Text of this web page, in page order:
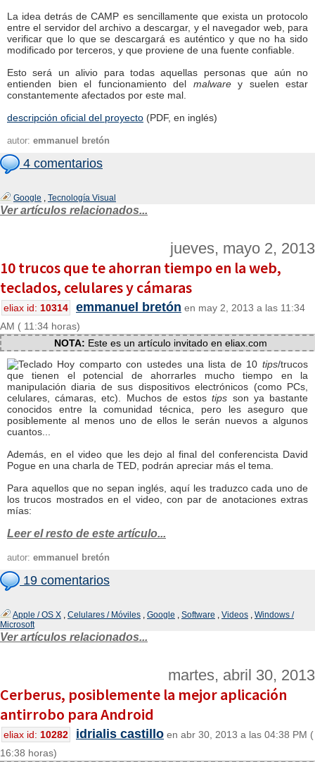
La idea detrás de CAMP es sencillamente que exista un protocolo
entre el servidor del archivo a descargar, y el navegador web, para
verificar que lo que se descargará es auténtico y que no ha sido
modificado por terceros, y que proviene de una fuente confiable.
Esto será un alivio para todas aquellas personas que aún no
entienden bien el funcionamiento del malwarey suelen estar
constantemente afectados por este mal.
descripción oficial del proyecto (PDF, en inglés)
autor: emmanuel bretón
4 comentarios
Google , Tecnología Visual
Ver artículos relacionados...
jueves, mayo 2, 2013
10 trucos que te ahorran tiempo en la web,
teclados, celulares y cámaras
eliax id: 10314 emmanuel bretón en may 2, 2013 a las 11:34
AM ( 11:34 horas)
NOTA: Este es un artículo invitado en eliax.com
Hoy comparto con ustedes una lista de 10 tips/trucos
que tienen el potencial de ahorrarles mucho tiempo en la
manipulación diaria de sus dispositivos electrónicos (como PCs,
celulares, cámaras, etc). Muchos de estostips son ya bastante
conocidos entre la comunidad técnica, pero les aseguro que
posiblemente al menos uno de ellos le serán nuevos a algunos
cuantos...
Además, en el video que les dejo al final del conferencista David
Pogue en una charla de TED, podrán apreciar más el tema.
Para aquellos que no sepan inglés, aquí les traduzco cada uno de
los trucos mostrados en el video, con par de anotaciones extras
mías:
Leer el resto de este artículo...
autor: emmanuel bretón
19 comentarios
Apple / OS X , Celulares / Móviles , Google , Software , Videos , Windows /
Microsoft
Ver artículos relacionados...
martes, abril 30, 2013
Cerberus, posiblemente la mejor aplicación
antirrobo para Android
eliax id: 10282 idrialis castillo en abr 30, 2013 a las 04:38 PM (
16:38 horas)